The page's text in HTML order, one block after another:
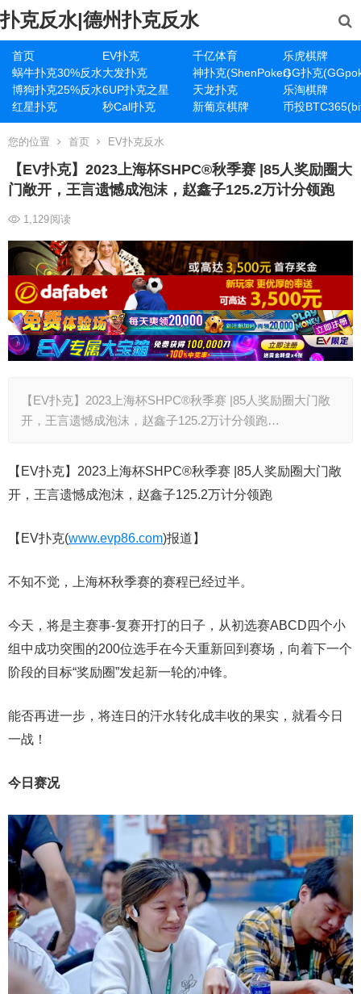
扑克反水|德州扑克反水
首页 EV扑克 千亿体育
乐虎棋牌
蜗牛扑克30%反水大发扑克 神扑克(ShenPoker)GG扑克
博狗扑克25%反水6UP扑克之星 天龙扑克
乐淘棋牌
红星扑克
秒Call扑克 新葡京棋牌 币投
您的位置 首页 EV扑克反水
【EV扑克】2023上海杯SHPC®秋季赛 |85人奖励圈大
门敞开，王言遗憾成泡沫，赵鑫子125.2万计分领跑
1,129阅读
【EV扑克】2023上海杯SHPC®秋季赛 |85人奖励圈大门敞
开，王言遗憾成泡沫，赵鑫子125.2万计分领跑…
【EV扑克】2023上海杯SHPC®秋季赛 |85人奖励圈大门敞
开，王言遗憾成泡沫，赵鑫子125.2万计分领跑
【EV扑克(www.evp86.com)报道】
不知不觉，上海杯秋季赛的赛程已经过半。
今天，将是主赛事-复赛开打的日子，从初选赛ABCD四个小
组中成功突围的200位选手在今天重新回到赛场，向着下一个
阶段的目标“奖励圈”发起新一轮的冲锋。
能否再进一步，将连日的汗水转化成丰收的果实，就看今日
一战！
今日赛况